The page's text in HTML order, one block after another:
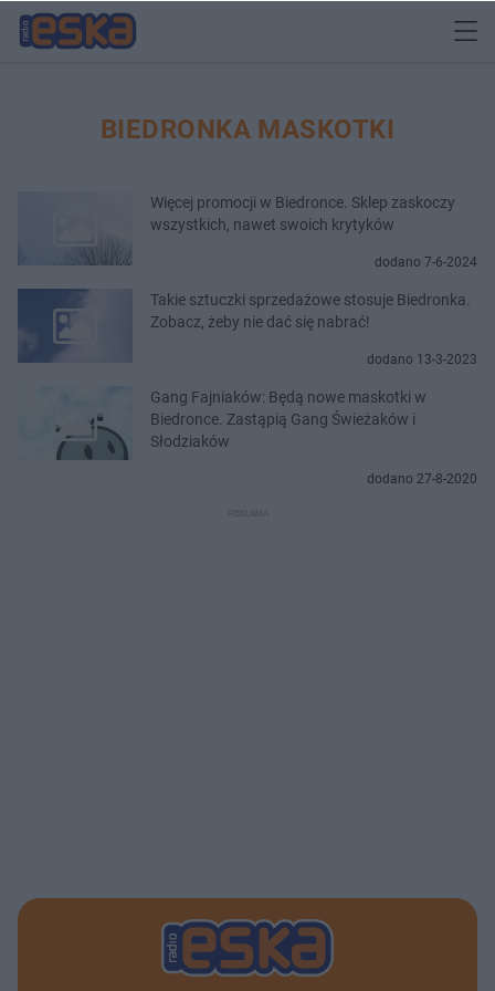
BIEDRONKA MASKOTKI
Więcej promocji w Biedronce. Sklep zaskoczy
wszystkich, nawet swoich krytyków
dodano 7-6-2024
Takie sztuczki sprzedażowe stosuje Biedronka.
Zobacz, żeby nie dać się nabrać!
dodano 13-3-2023
Gang Fajniaków: Będą nowe maskotki w
Biedronce. Zastąpią Gang Świeżaków i
Słodziaków
dodano 27-8-2020